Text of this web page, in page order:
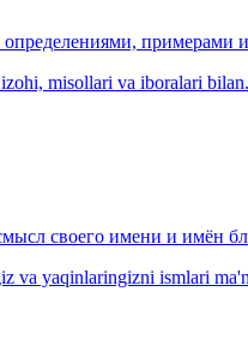
определениями, примерами
misollari va iboralari bilan.
своего имени и имён
va yaqinlaringizni ismlari